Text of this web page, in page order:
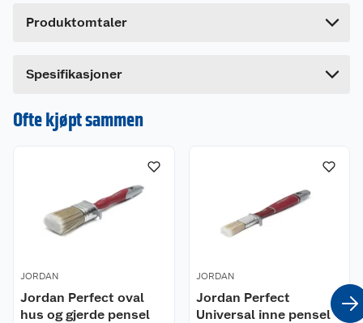
og kronglete steder og helt inntil i små hjørner.
Produktomtaler
Dette produktet har ikke fått noen omtale ennå.
en omtale.
Spesifikasjoner
Ofte kjøpt sammen
JORDAN
Jordan Perfect oval
hus og gjerde pensel
JORDAN
Jordan Perfect
Universal inne pensel